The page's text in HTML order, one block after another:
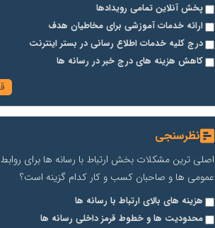
پخش آنلاین تمامی رویدادها
ارائه خدمات آموزشی برای مخاطیان هدف
درج کلیه خدمات اطلاع رسانی در بستر اینترنت
کاهش هزینه های درج خبر در رسانه ها
نظرسنجی
اصلی ترین مشکلات بخش ارتباط با رسانه ها برای روابط
عمومی ها و صاحبان کسب و کار کدام گزینه است؟
هزینه های بالای ارتباط با رسانه ها
محدودیت ها و خطوط قرمز داخلی رسانه ها